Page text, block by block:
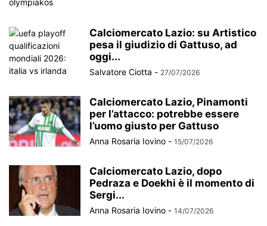
Calciomercato Lazio: su Artistico
pesa il giudizio di Gattuso, ad
oggi...
Salvatore Ciotta - 27/07/2026
Calciomercato Lazio, Pinamonti
per l’attacco: potrebbe essere
l’uomo giusto per Gattuso
Anna Rosaria Iovino - 15/07/2026
Calciomercato Lazio, dopo
Pedraza e Doekhi è il momento di
Sergi...
Anna Rosaria Iovino - 14/07/2026